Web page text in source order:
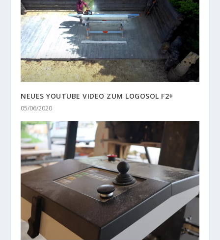
NEUES YOUTUBE VIDEO ZUM LOGOSOL F2+
05/06/2020